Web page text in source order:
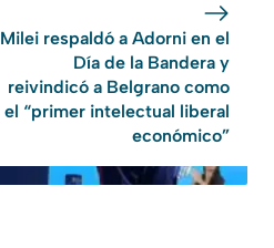
Milei respaldó a Adorni en el
Día de la Bandera y
reivindicó a Belgrano como
el “primer intelectual liberal
económico”